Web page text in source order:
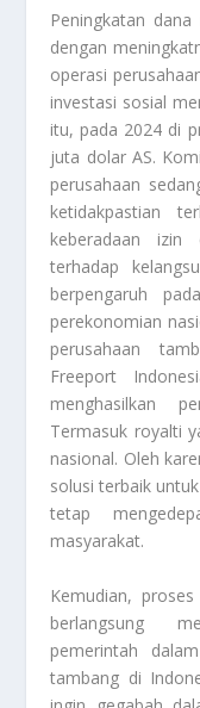
Peningkatan
dengan
operasi
investasi sosial
itu, pada 2024 di
juta dolar AS.
perusahaan
ketidakpastian
keberadaan izin
terhadap
berpengaruh
perekonomian
perusahaan
Freeport
menghasilkan
Termasuk royalti
nasional. Oleh
solusi terbaik
tetap
masyarakat.
Kemudian,
berlangsung
pemerintah
tambang di